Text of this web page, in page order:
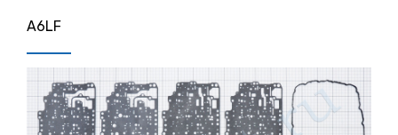
A6LF